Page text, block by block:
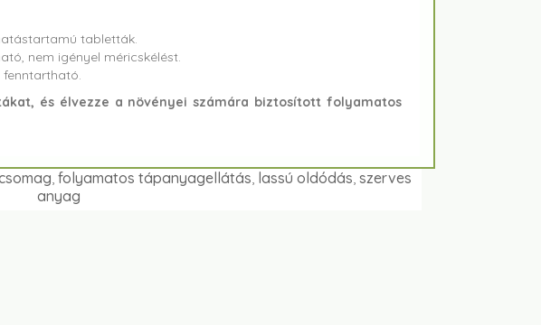
tabletták.
nem igényel méricskélést.
és élvezze a növényei számára biztosított folyamatos
, folyamatos tápanyagellátás, lassú oldódás, szerves
anyag